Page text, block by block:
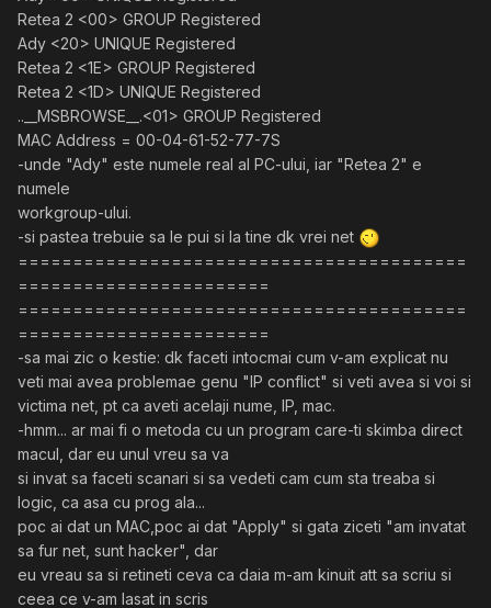
Retea 2 <00> GROUP Registered
Ady <20> UNIQUE Registered
Retea 2 <1E> GROUP Registered
Retea 2 <1D> UNIQUE Registered
..__MSBROWSE__.<01> GROUP Registered
MAC Address = 00-04-61-52-77-7S
-unde "Ady" este numele real al PC-ului, iar "Retea 2" e
numele
workgroup-ului.
-si pastea trebuie sa le pui si la tine dk vrei net
=========================================
=======================
=========================================
=======================
-sa mai zic o kestie: dk faceti intocmai cum v-am explicat nu
veti mai avea problemae genu "IP conflict" si veti avea si voi si
victima net, pt ca aveti acelaji nume, IP, mac.
-hmm... ar mai fi o metoda cu un program care-ti skimba direct
macul, dar eu unul vreu sa va
si invat sa faceti scanari si sa vedeti cam cum sta treaba si
logic, ca asa cu prog ala...
poc ai dat un MAC,poc ai dat "Apply" si gata ziceti "am invatat
sa fur net, sunt hacker", dar
eu vreau sa si retineti ceva ca daia m-am kinuit att sa scriu si
ceea ce v-am lasat in scris